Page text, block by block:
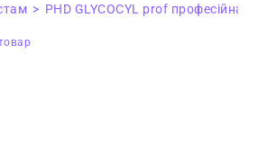
> PHD GLYCOCYL prof професійна